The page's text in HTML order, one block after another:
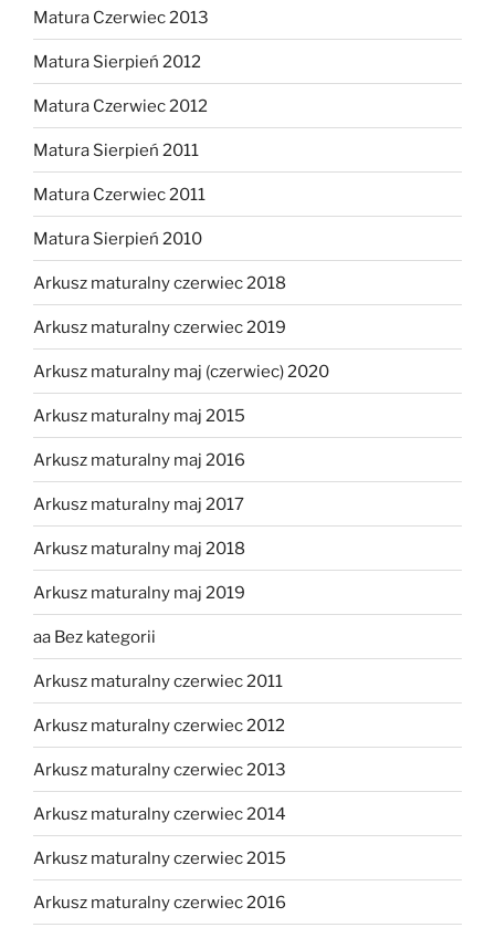
Matura Czerwiec 2013
Matura Sierpień 2012
Matura Czerwiec 2012
Matura Sierpień 2011
Matura Czerwiec 2011
Matura Sierpień 2010
Arkusz maturalny czerwiec 2018
Arkusz maturalny czerwiec 2019
Arkusz maturalny maj (czerwiec) 2020
Arkusz maturalny maj 2015
Arkusz maturalny maj 2016
Arkusz maturalny maj 2017
Arkusz maturalny maj 2018
Arkusz maturalny maj 2019
aa Bez kategorii
Arkusz maturalny czerwiec 2011
Arkusz maturalny czerwiec 2012
Arkusz maturalny czerwiec 2013
Arkusz maturalny czerwiec 2014
Arkusz maturalny czerwiec 2015
Arkusz maturalny czerwiec 2016